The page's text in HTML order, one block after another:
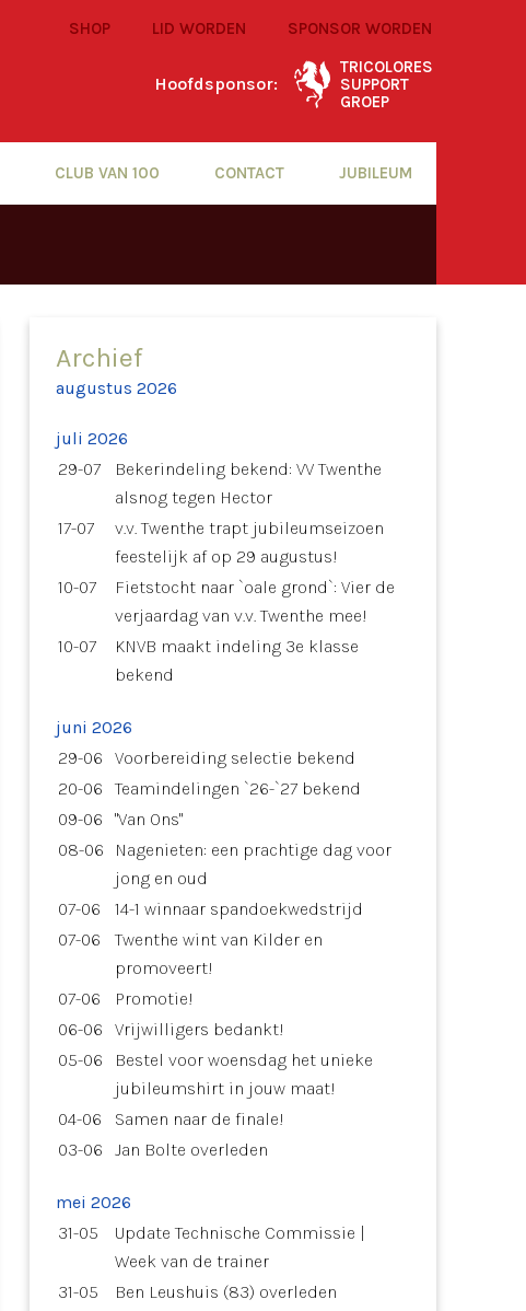
SHOP LID WORDEN SPONSOR WORDEN
Hoofdsponsor:
TRICOLORES
SUPPORT
GROEP
CLUB VAN 100 CONTACT JUBILEUM
Archief
augustus 2026
juli 2026
29-07
Bekerindeling bekend: VV Twenthe
alsnog tegen Hector
17-07
v.v. Twenthe trapt jubileumseizoen
feestelijk af op 29 augustus!
10-07
Fietstocht naar `oale grond`: Vier de
verjaardag van v.v. Twenthe mee!
10-07
KNVB maakt indeling 3e klasse
bekend
juni 2026
29-06
Voorbereiding selectie bekend
20-06
Teamindelingen `26-`27 bekend
09-06
"Van Ons"
08-06
Nagenieten: een prachtige dag voor
jong en oud
07-06
14-1 winnaar spandoekwedstrijd
07-06
Twenthe wint van Kilder en
promoveert!
07-06
Promotie!
06-06
Vrijwilligers bedankt!
05-06
Bestel voor woensdag het unieke
jubileumshirt in jouw maat!
04-06
Samen naar de finale!
03-06
Jan Bolte overleden
mei 2026
31-05
Update Technische Commissie |
Week van de trainer
31-05
Ben Leushuis (83) overleden